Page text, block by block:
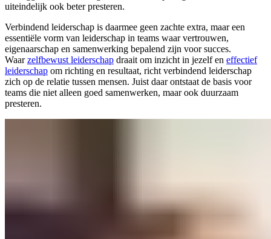
uiteindelijk ook beter presteren.
Verbindend leiderschap is daarmee geen zachte extra, maar een
essentiële vorm van leiderschap in teams waar vertrouwen,
eigenaarschap en samenwerking bepalend zijn voor succes.
Waarzelfbewust leiderschap draait om inzicht in jezelf en effectief
leiderschap om richting en resultaat, richt verbindend leiderschap
zich op de relatie tussen mensen. Juist daar ontstaat de basis voor
teams die niet alleen goed samenwerken, maar ook duurzaam
presteren.